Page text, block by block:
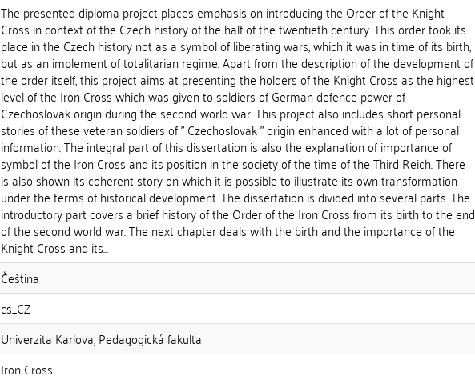
The presented diploma project places emphasis on introducing the Order of the Knight
Cross in context of the Czech history of the half of the twentieth century. This order took its
place in the Czech history not as a symbol of liberating wars, which it was in time of its birth,
but as an implement of totalitarian regime. Apart from the description of the development of
the order itself, this project aims at presenting the holders of the Knight Cross as the highest
level of the Iron Cross which was given to soldiers of German defence power of
Czechoslovak origin during the second world war. This project also includes short personal
stories of these veteran soldiers of " Czechoslovak " origin enhanced with a lot of personal
information. The integral part of this dissertation is also the explanation of importance of
symbol of the Iron Cross and its position in the society of the time of the Third Reich. There
is also shown its coherent story on which it is possible to illustrate its own transformation
under the terms of historical development. The dissertation is divided into several parts. The
introductory part covers a brief history of the Order of the Iron Cross from its birth to the end
of the second world war. The next chapter deals with the birth and the importance of the
Knight Cross and its...
Čeština
cs_CZ
Univerzita Karlova, Pedagogická fakulta
Iron Cross